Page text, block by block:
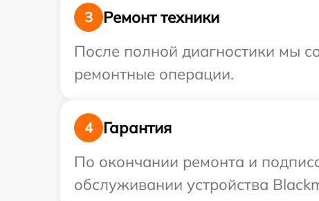
3
Ремонт техники
После полной диагностики мы
ремонтные операции.
4
Гарантия
По окончании ремонта и
обслуживании устройства